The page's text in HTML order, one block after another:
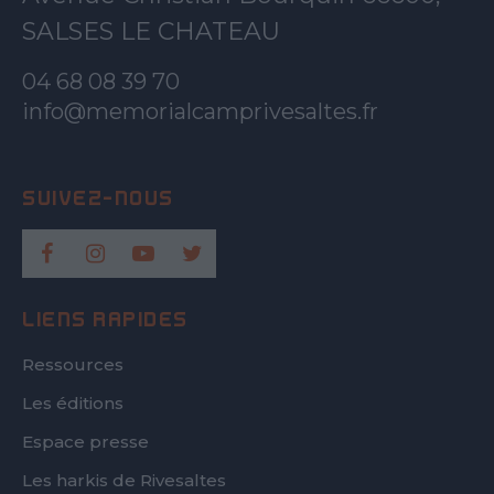
SALSES LE CHATEAU
04 68 08 39 70
info@memorialcamprivesaltes.fr
LIENS RAPIDES
Ressources
Les éditions
Espace presse
Les harkis de Rivesaltes